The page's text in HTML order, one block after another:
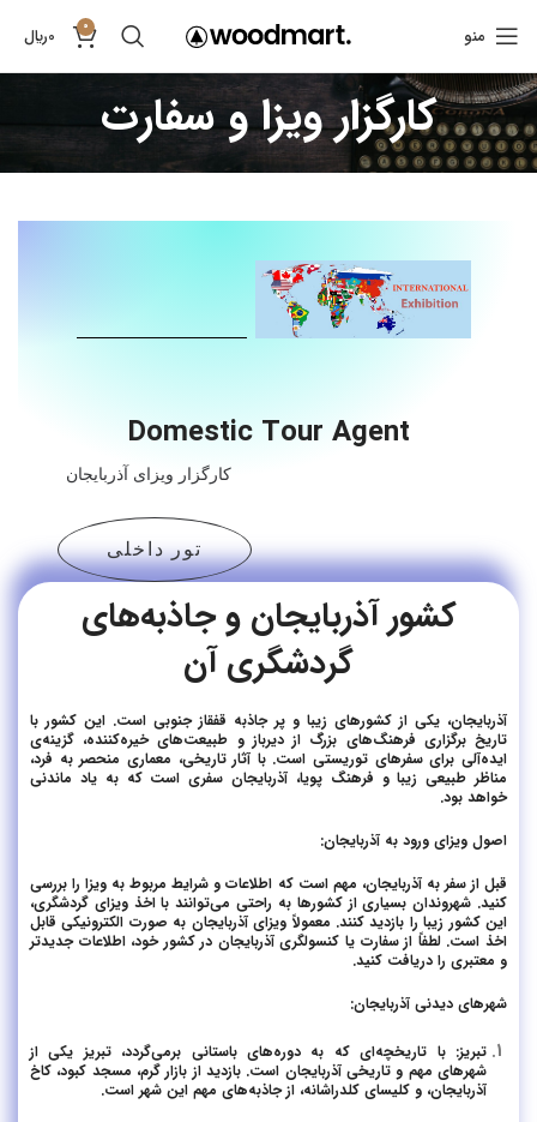
منو 0
0﷼
کارگزار ویزا و سفارت
Domestic Tour Agent
کارگزار ویزای آذربایجان
تور داخلی
کشور آذربایجان و جاذبه‌های
گردشگری آن
آذربایجان، یکی از کشورهای زیبا و پر جاذبه قفقاز جنوبی است. این کشور با
تاریخ برگزاری فرهنگ‌های بزرگ از دیرباز و طبیعت‌های خیره‌کننده، گزینه‌ی
ایده‌آلی برای سفرهای توریستی است. با آثار تاریخی، معماری منحصر به فرد،
مناظر طبیعی زیبا و فرهنگ پویا، آذربایجان سفری است که به یاد ماندنی
خواهد بود.
اصول ویزای ورود به آذربایجان:
قبل از سفر به آذربایجان، مهم است که اطلاعات و شرایط مربوط به ویزا را بررسی
کنید. شهروندان بسیاری از کشورها به راحتی می‌توانند با اخذ ویزای گردشگری،
این کشور زیبا را بازدید کنند. معمولاً ویزای آذربایجان به صورت الکترونیکی قابل
اخذ است. لطفاً از سفارت یا کنسولگری آذربایجان در کشور خود، اطلاعات جدیدتر
و معتبری را دریافت کنید.
شهرهای دیدنی آذربایجان:
تبریز: با تاریخچه‌ای که به دوره‌های باستانی برمی‌گردد، تبریز یکی از
شهرهای مهم و تاریخی آذربایجان است. بازدید از بازار گرم، مسجد کبود، کاخ
آذربایجان، و کلیسای کلدراشانه، از جاذبه‌های مهم این شهر است.